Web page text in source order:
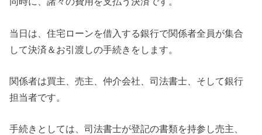
当日は、住宅ローンを借入する銀行で関係者全員が集合
して決済＆お引渡しの手続きをします。
関係者は買主、売主、仲介会社、司法書士、そして銀行
担当者です。
手続きとしては、司法書士が登記の書類を持参し売主、